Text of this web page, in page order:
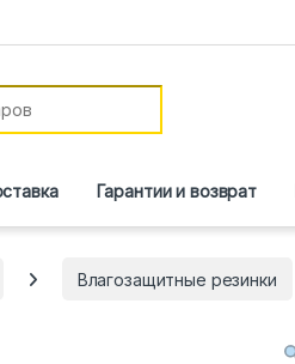
Гарантии и возврат
Влагозащитные резинки